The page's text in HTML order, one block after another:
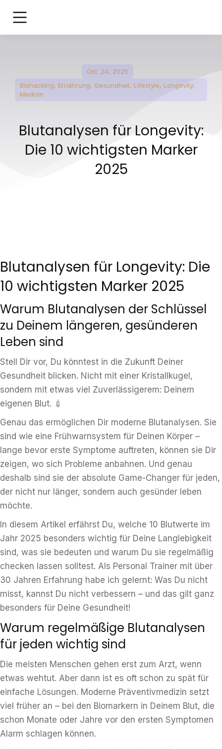
Okt. 24, 2025
Biohacking, Ernährung, Gesundheit, Lifestyle, Longevity,
Medizin
Blutanalysen für Longevity:
Die 10 wichtigsten Marker
2025
Blutanalysen für Longevity: Die
10 wichtigsten Marker 2025
Warum Blutanalysen der Schlüssel
zu Deinem längeren, gesünderen
Leben sind
Stell Dir vor, Du könntest in die Zukunft Deiner
Gesundheit blicken. Nicht mit einer Kristallkugel,
sondern mit etwas viel Zuverlässigerem: Deinem
eigenen Blut. 💉
Genau das ermöglichen Dir moderne Blutanalysen. Sie
sind wie eine Frühwarnsystem für Deinen Körper –
lange bevor erste Symptome auftreten, können sie Dir
zeigen, wo sich Probleme anbahnen. Und genau
deshalb sind sie der absolute Game-Changer für jeden,
der nicht nur länger, sondern auch gesünder leben
möchte.
In diesem Artikel erfährst Du, welche 10 Blutwerte im
Jahr 2025 besonders wichtig für Deine Langlebigkeit
sind, was sie bedeuten und warum Du sie regelmäßig
checken lassen solltest. Als Personal Trainer mit über
30 Jahren Erfahrung habe ich gelernt: Was Du nicht
misst, kannst Du nicht verbessern – und das gilt ganz
besonders für Deine Gesundheit!
Warum regelmäßige Blutanalysen
für jeden wichtig sind
Die meisten Menschen gehen erst zum Arzt, wenn
etwas wehtut. Aber dann ist es oft schon zu spät für
einfache Lösungen. Moderne Präventivmedizin setzt
viel früher an – bei den Biomarkern in Deinem Blut, die
schon Monate oder Jahre vor den ersten Symptomen
Alarm schlagen können.